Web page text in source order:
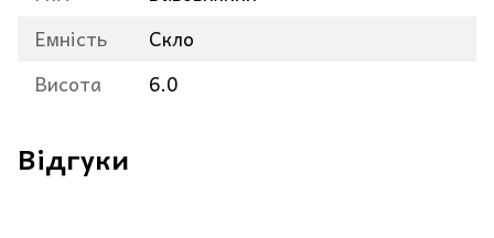
Емність
Скло
Висота
6.0
Відгуки